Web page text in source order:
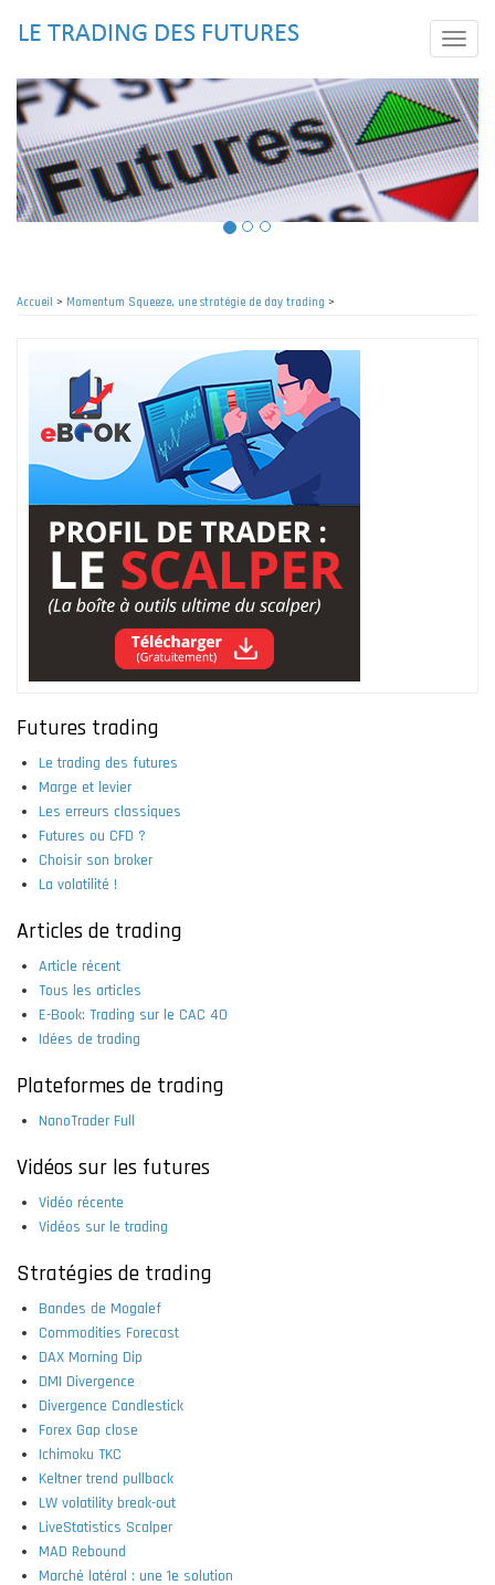
principal
Toggle
Accueil > Momentum Squeeze, une stratégie de day trading >
Futures trading
Le trading des futures
Marge et levier
Les erreurs classiques
Futures ou CFD ?
Choisir son broker
La volatilité !
Articles de trading
Article récent
Tous les articles
E-Book: Trading sur le CAC 40
Idées de trading
Plateformes de trading
NanoTrader Full
Vidéos sur les futures
Vidéo récente
Vidéos sur le trading
Stratégies de trading
Bandes de Mogalef
Commodities Forecast
DAX Morning Dip
DMI Divergence
Divergence Candlestick
Forex Gap close
Ichimoku TKC
Keltner trend pullback
LW volatility break-out
LiveStatistics Scalper
MAD Rebound
Marché latéral : une 1e solution